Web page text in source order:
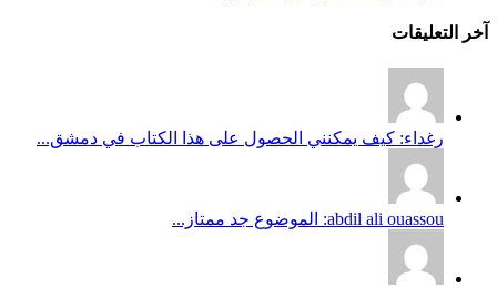
آخر التعليقات
رغداء: كيف يمكنني الحصول على هذا الكتاب في دمشق...
abdil ali ouassou: الموضوع جد ممتاز...